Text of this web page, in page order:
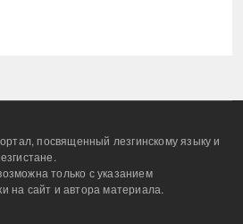
посвященный лезгинскому языку и
только с указанием
на сайт и автора материала.